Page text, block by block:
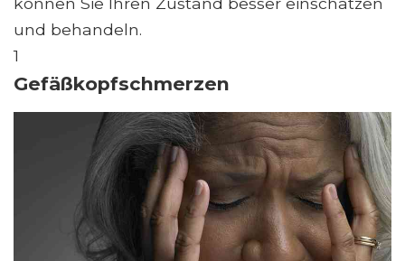
und behandeln.
1
Gefäßkopfschmerzen